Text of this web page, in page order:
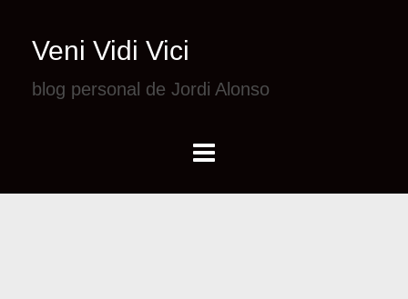
Veni Vidi Vici
blog personal de Jordi Alonso